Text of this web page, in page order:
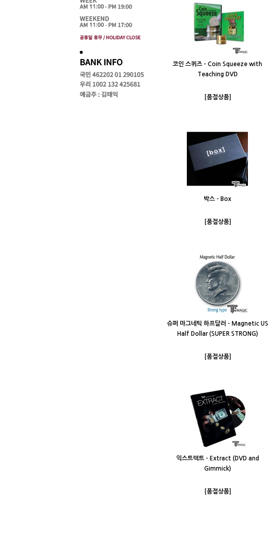
코인 스퀴즈 - Coin Squeeze with
Teaching DVD
[품절상품]
박스 - Box
[품절상품]
슈퍼 마그네틱 하프달러 - Magnetic US
Half Dollar (SUPER STRONG)
[품절상품]
익스트랙트 - Extract (DVD and
Gimmick)
[품절상품]